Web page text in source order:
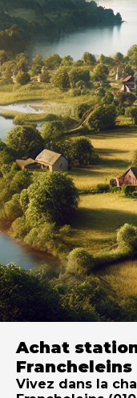
Achat
Francheleins
Vivez dans la